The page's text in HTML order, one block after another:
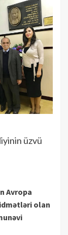
üzvü
Avropa
olan